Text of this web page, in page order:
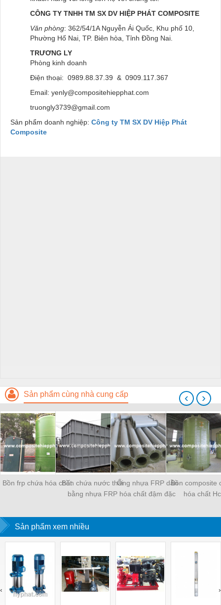
CÔNG TY TNHH TM SX DV HIỆP PHÁT COMPOSITE
Văn phòng: 362/54/1A Nguyễn Ái Quốc, Khu phố 10,
Phường Hố Nai, TP. Biên hòa, Tỉnh Đồng Nai.
TRƯƠNG LY
Phòng kinh doanh
Điện thoại: 0989.88.37.39 & 0909.117.367
Email: yenly@compositehiepphat.com
truongly3739@gmail.com
Sản phẩm doanh nghiệp: Công ty TM SX DV Hiệp Phát
Composite
Sản phẩm cùng nhà cung cấp
Bồn frp chứa hóa chấtBồn chứa nước thải
bằng nhựa FRP
Ống nhựa FRP dẫn
hóa chất đậm đặc
Bồn composite
hóa chất
‹ ›
Sản phẩm xem nhiều
‹ ›